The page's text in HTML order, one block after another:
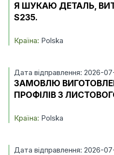
Я ШУКАЮ ДЕТАЛЬ,
S235.
Країна: Polska
Дата відправлення: 2026-
ЗАМОВЛЮ
ПРОФІЛІВ З
Країна: Polska
Дата відправлення: 2026-